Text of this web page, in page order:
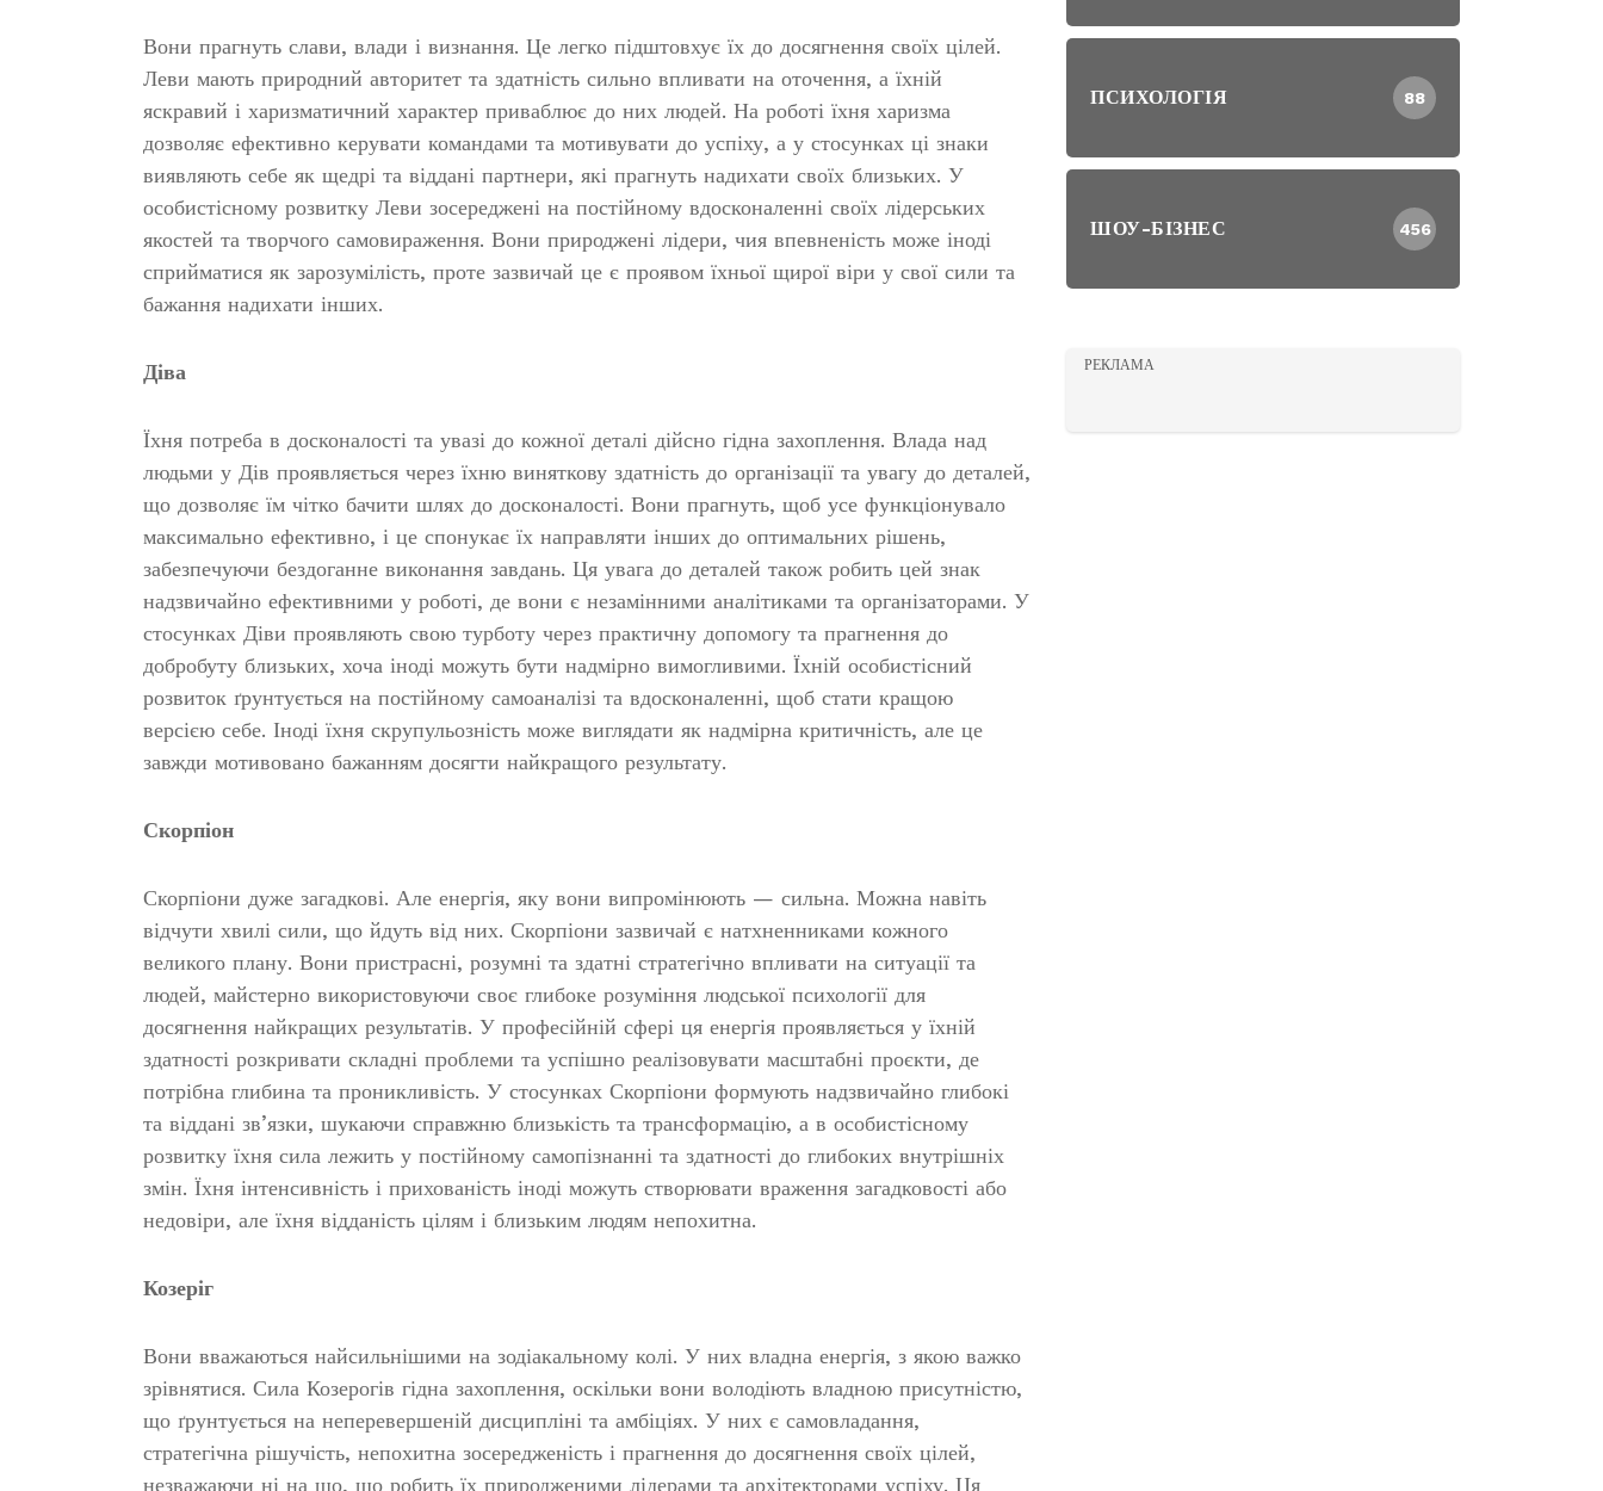
Вони прагнуть слави, влади і визнання. Це легко підштовхує їх до досягнення своїх цілей.
Леви мають природний авторитет та здатність сильно впливати на оточення, а їхній
яскравий і харизматичний характер приваблює до них людей. На роботі їхня харизма
дозволяє ефективно керувати командами та мотивувати до успіху, а у стосунках ці знаки
виявляють себе як щедрі та віддані партнери, які прагнуть надихати своїх близьких. У
особистісному розвитку Леви зосереджені на постійному вдосконаленні своїх лідерських
якостей та творчого самовираження. Вони природжені лідери, чия впевненість може іноді
сприйматися як зарозумілість, проте зазвичай це є проявом їхньої щирої віри у свої сили та
бажання надихати інших.
Діва
Їхня потреба в досконалості та увазі до кожної деталі дійсно гідна захоплення. Влада над
людьми у Дів проявляється через їхню виняткову здатність до організації та увагу до деталей,
що дозволяє їм чітко бачити шлях до досконалості. Вони прагнуть, щоб усе функціонувало
максимально ефективно, і це спонукає їх направляти інших до оптимальних рішень,
забезпечуючи бездоганне виконання завдань. Ця увага до деталей також робить цей знак
надзвичайно ефективними у роботі, де вони є незамінними аналітиками та організаторами. У
стосунках Діви проявляють свою турботу через практичну допомогу та прагнення до
добробуту близьких, хоча іноді можуть бути надмірно вимогливими. Їхній особистісний
розвиток ґрунтується на постійному самоаналізі та вдосконаленні, щоб стати кращою
версією себе. Іноді їхня скрупульозність може виглядати як надмірна критичність, але це
завжди мотивовано бажанням досягти найкращого результату.
Скорпіон
Скорпіони дуже загадкові. Але енергія, яку вони випромінюють — сильна. Можна навіть
відчути хвилі сили, що йдуть від них. Скорпіони зазвичай є натхненниками кожного
великого плану. Вони пристрасні, розумні та здатні стратегічно впливати на ситуації та
людей, майстерно використовуючи своє глибоке розуміння людської психології для
досягнення найкращих результатів. У професійній сфері ця енергія проявляється у їхній
здатності розкривати складні проблеми та успішно реалізовувати масштабні проєкти, де
потрібна глибина та проникливість. У стосунках Скорпіони формують надзвичайно глибокі
та віддані зв’язки, шукаючи справжню близькість та трансформацію, а в особистісному
розвитку їхня сила лежить у постійному самопізнанні та здатності до глибоких внутрішніх
змін. Їхня інтенсивність і прихованість іноді можуть створювати враження загадковості або
недовіри, але їхня відданість цілям і близьким людям непохитна.
Козеріг
Вони вважаються найсильнішими на зодіакальному колі. У них владна енергія, з якою важко
зрівнятися. Сила Козерогів гідна захоплення, оскільки вони володіють владною присутністю,
що ґрунтується на неперевершеній дисципліні та амбіціях. У них є самовладання,
стратегічна рішучість, непохитна зосередженість і прагнення до досягнення своїх цілей,
незважаючи ні на що, що робить їх природженими лідерами та архітекторами успіху. Ця
ПСИХОЛОГІЯ 88
ШОУ-БІЗНЕС 456
РЕКЛАМА